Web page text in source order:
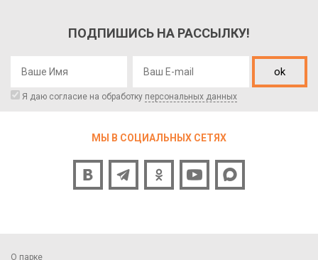
ПОДПИШИСЬ НА РАССЫЛКУ!
ok
Я даю согласие на обработку персональных данных
МЫ В СОЦИАЛЬНЫХ СЕТЯХ
О парке